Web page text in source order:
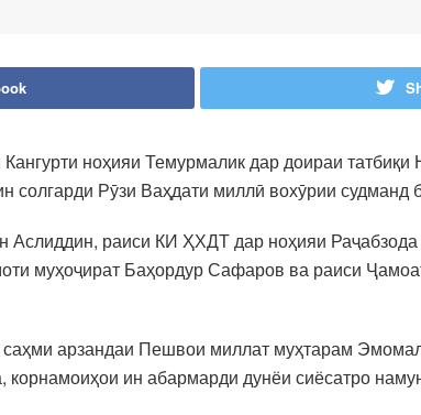
ноҳияи Темурмалик дар доираи
солгарди Рӯзи Ваҳдати миллӣ вохӯрии
раиси КИ ҲХДТ дар ноҳияи
муҳоҷират Баҳордур Сафаров ва раиси
арзандаи Пешвои миллат муҳтарам
ин абармарди дунёи сиёсатро